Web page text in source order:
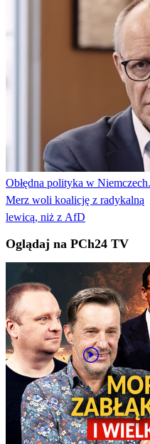
Obłędna polityka w Niemczech.
Merz woli koalicję z radykalną
lewicą, niż z AfD
Oglądaj na PCh24 TV